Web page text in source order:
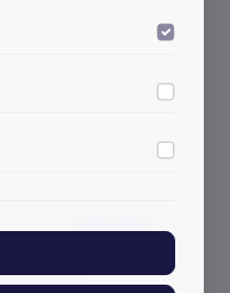
და რეკლამების